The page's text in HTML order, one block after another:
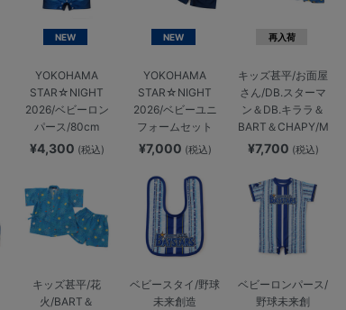
NEW
YOKOHAMA
STAR☆NIGHT
2026/ベビーロン
パース/80cm
¥4,300 (税込)
NEW
YOKOHAMA
STAR☆NIGHT
2026/ベビーユニ
フォームセット
¥7,000 (税込)
再入荷
キッズ甚平/お面屋
さん/DB.スターマ
ン＆DB.キララ＆
BART＆CHAPY/M
¥7,700 (税込)
キッズ甚平/花
火/BART＆
ベビースタイ/野球
未来創造
ベビーロンパース/
野球未来創